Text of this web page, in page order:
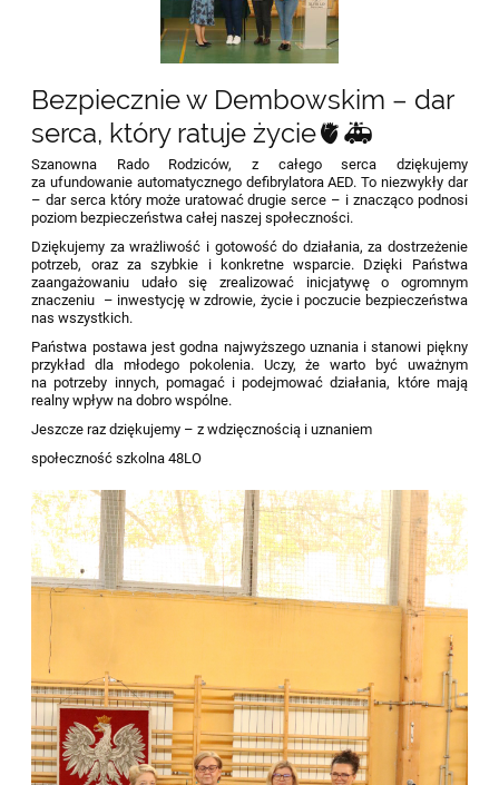
Bezpiecznie w Dembowskim – dar
serca, który ratuje życie🫀🚑
Szanowna Rado Rodziców, z całego serca dziękujemy
za ufundowanie automatycznego defibrylatora AED. To niezwykły dar
– dar serca który może uratować drugie serce – i znacząco podnosi
poziom bezpieczeństwa całej naszej społeczności.
Dziękujemy za wrażliwość i gotowość do działania, za dostrzeżenie
potrzeb, oraz za szybkie i konkretne wsparcie. Dzięki Państwa
zaangażowaniu udało się zrealizować inicjatywę o ogromnym
znaczeniu – inwestycję w zdrowie, życie i poczucie bezpieczeństwa
nas wszystkich.
Państwa postawa jest godna najwyższego uznania i stanowi piękny
przykład dla młodego pokolenia. Uczy, że warto być uważnym
na potrzeby innych, pomagać i podejmować działania, które mają
realny wpływ na dobro wspólne.
Jeszcze raz dziękujemy – z wdzięcznością i uznaniem
społeczność szkolna 48LO